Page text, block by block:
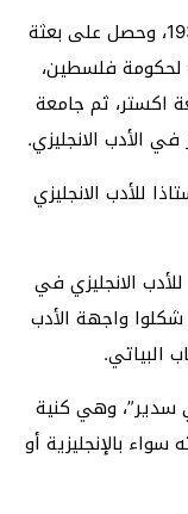
التحق بالكلية العربية في القدس سنة 1935، وحصل على بعثة
لحكومة فلسطين،
اكستر، ثم جامعة
الأدب الانجليزي.
1948، وعين أستاذا للأدب الانجليزي
الانجليزي في
شكلوا واجهة الأدب
البياتي.
سدير”، وهي كنية
بالإنجليزية أو